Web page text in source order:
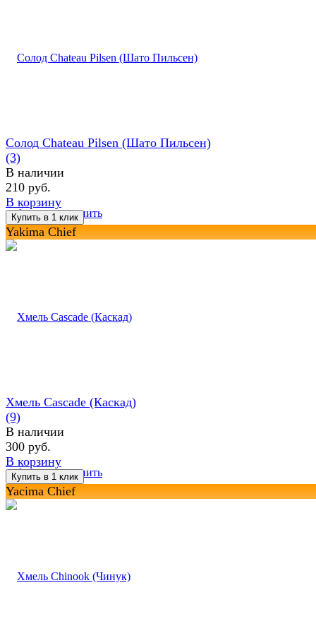
избранное сравнить
Солод Chateau Pilsen (Шато Пильсен)
(3)
В наличии
210 руб.
В корзину
Yakima Chief
избранное сравнить
Хмель Cascade (Каскад)
(9)
В наличии
300 руб.
В корзину
Yacima Chief